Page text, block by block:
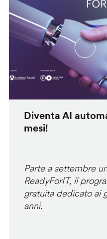
Diventa AI
mesi!
Parte a settembre
ReadyForIT, il
gratuita dedicato ai
anni.